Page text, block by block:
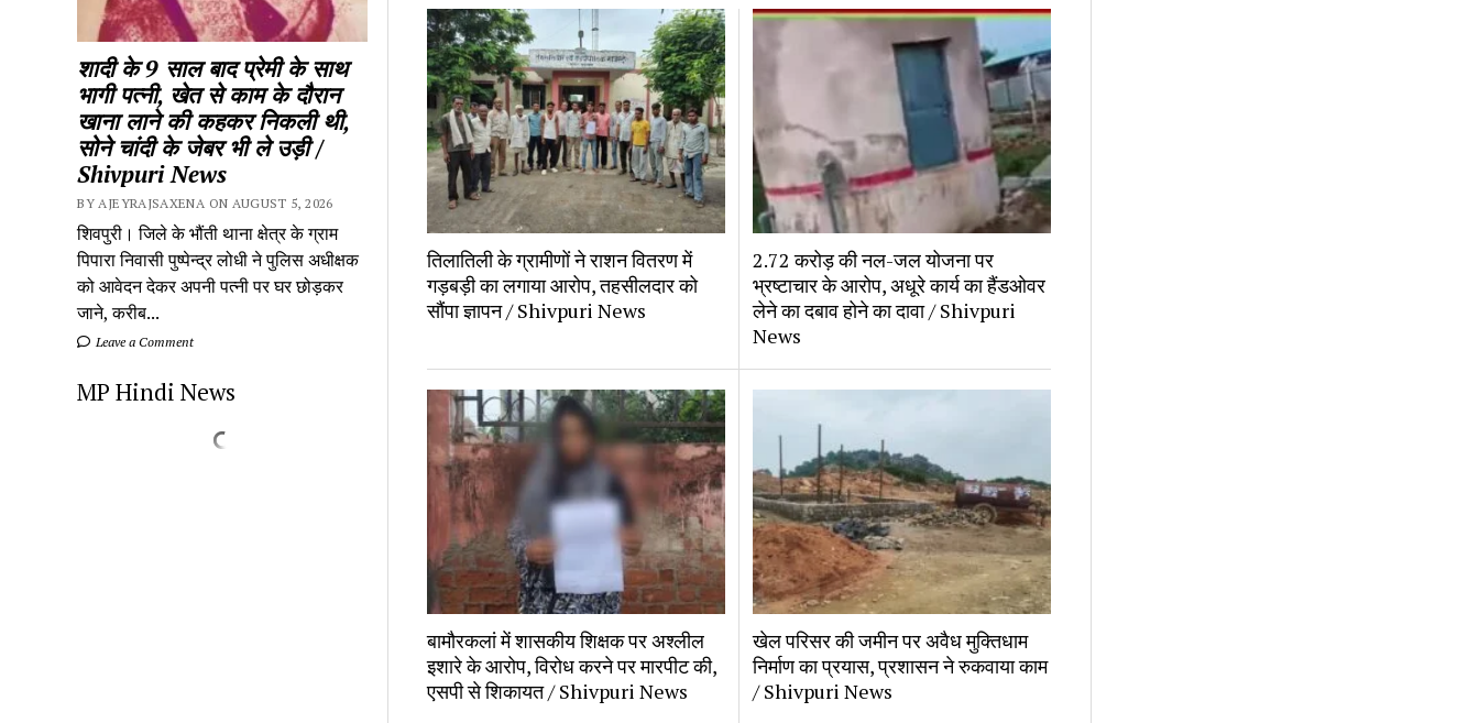
शादी के 9 साल बाद प्रेमी के साथ
भागी पत्नी, खेत से काम के दौरान
खाना लाने की कहकर निकली थी,
सोने चांदी के जेबर भी ले उड़ी /
Shivpuri News
BY AJEYRAJSAXENA ON AUGUST 5, 2026
शिवपुरी। जिले के भौंती थाना क्षेत्र के ग्राम
पिपारा निवासी पुष्पेन्द्र लोधी ने पुलिस अधीक्षक
को आवेदन देकर अपनी पत्नी पर घर छोड़कर
जाने, करीब...
Leave a Comment
MP Hindi News
तिलातिली के ग्रामीणों ने राशन वितरण में
गड़बड़ी का लगाया आरोप, तहसीलदार को
सौंपा ज्ञापन / Shivpuri News
2.72 करोड़ की नल-जल योजना पर
भ्रष्टाचार के आरोप, अधूरे कार्य का हैंडओवर
लेने का दबाव होने का दावा / Shivpuri
News
बामौरकलां में शासकीय शिक्षक पर अश्लील
इशारे के आरोप, विरोध करने पर मारपीट की,
एसपी से शिकायत / Shivpuri News
खेल परिसर की जमीन पर अवैध मुक्तिधाम
निर्माण का प्रयास, प्रशासन ने रुकवाया काम
/ Shivpuri News